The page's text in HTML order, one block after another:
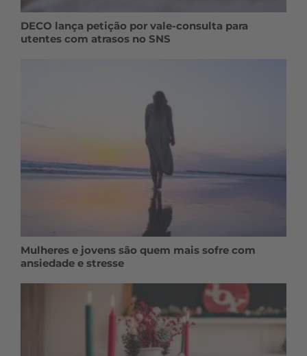
DECO lança petição por vale-consulta para
utentes com atrasos no SNS
Mulheres e jovens são quem mais sofre com
ansiedade e stresse